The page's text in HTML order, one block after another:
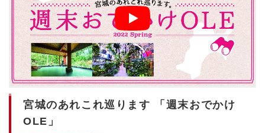
宮城のあれこれ巡ります 「週末おでかけ
OLE」